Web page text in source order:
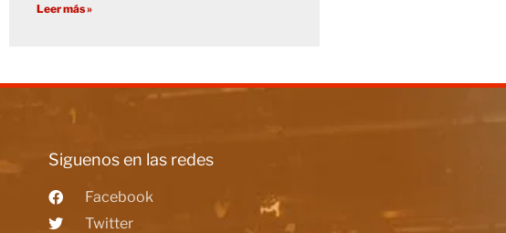
Leer más »
Siguenos en las redes
Facebook
Twitter